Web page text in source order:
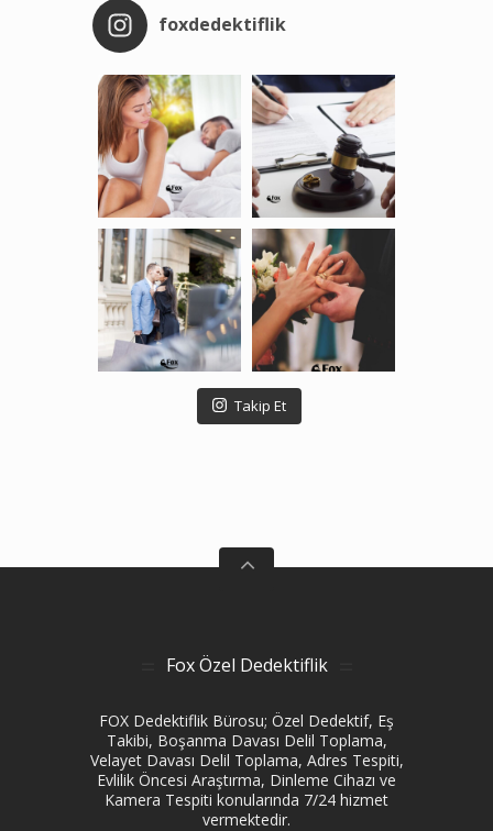
foxdedektiflik
Takip Et
Fox Özel Dedektiflik
FOX Dedektiflik Bürosu; Özel Dedektif, Eş
Takibi, Boşanma Davası Delil Toplama,
Velayet Davası Delil Toplama, Adres Tespiti,
Evlilik Öncesi Araştırma, Dinleme Cihazı ve
Kamera Tespiti konularında 7/24 hizmet
vermektedir.